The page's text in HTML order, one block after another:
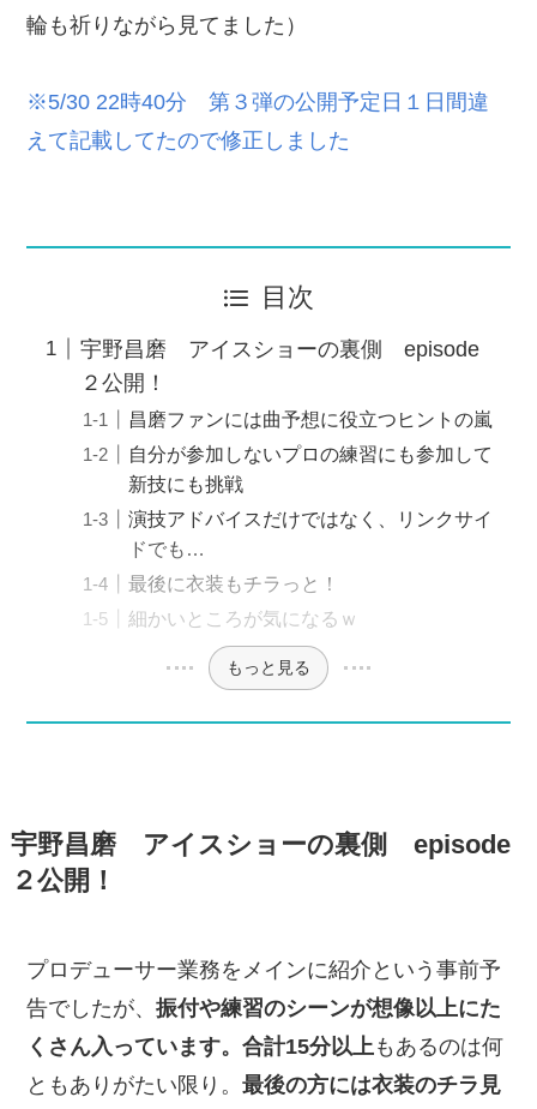
輪も祈りながら見てました）
※5/30 22時40分 第３弾の公開予定日１日間違
えて記載してたので修正しました
目次
宇野昌磨 アイスショーの裏側 episode
２公開！
昌磨ファンには曲予想に役立つヒントの嵐
自分が参加しないプロの練習にも参加して
新技にも挑戦
演技アドバイスだけではなく、リンクサイ
ドでも…
最後に衣装もチラっと！
細かいところが気になるｗ
もっと見る
宇野昌磨 アイスショーの裏側 episode
２公開！
プロデューサー業務をメインに紹介という事前予
告でしたが、振付や練習のシーンが想像以上にた
くさん入っています。合計15分以上 もあるのは何
ともありがたい限り。最後の方には衣装のチラ見